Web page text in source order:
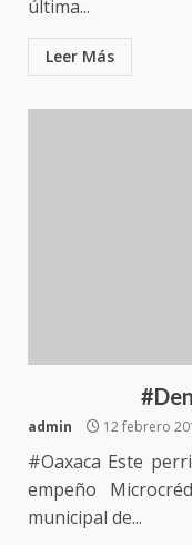
última...
Leer Más
admin 12 febrero
#Oaxaca Este
empeño
municipal de...